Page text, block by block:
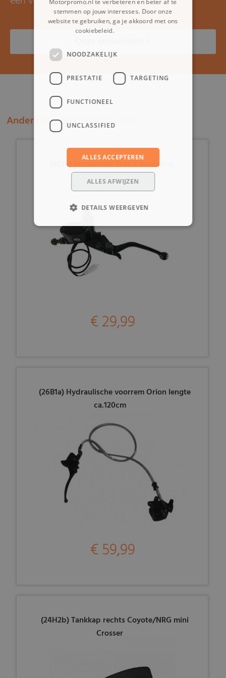
Andere klanten bekeken ook:
(4E3e) Remhendel links + rempomp
€ 29,99
(26B1a) Hydraulische voorrem Orion lengte
ca.120cm
€ 59,99
(24H2b) Tankkap rechts Coyote/NRG mini
Crosser
stemmen op jouw interesses. Door onze
website te gebruiken, ga je akkoord met ons
cookiebeleid.
NOODZAKELIJK
PRESTATIE TARGETING
FUNCTIONEEL
UNCLASSIFIED
ALLES ACCEPTEREN
ALLES AFWIJZEN
DETAILS WEERGEVEN